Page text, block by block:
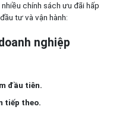
chính sách ưu đãi hấp
tư và vận hành:
nghiệp
đầu tiên.
tiếp theo.